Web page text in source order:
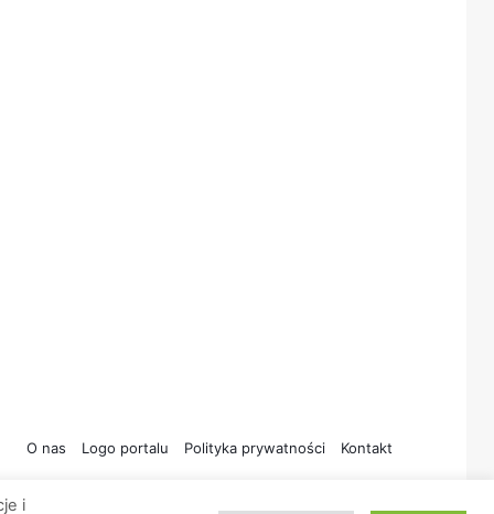
O nas Logo portalu Polityka prywatności Kontakt
i